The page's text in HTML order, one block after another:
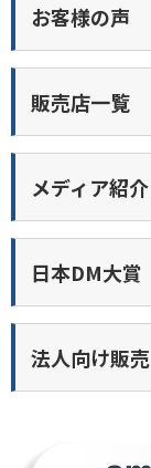
お客様の声
販売店一覧
メディア紹介
日本DM大賞
法人向け販売